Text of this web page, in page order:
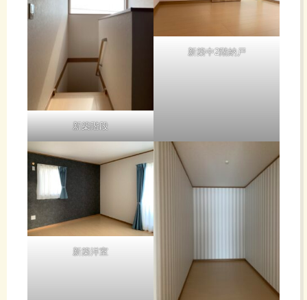
新築階段
新築中2階納戸
新築洋室